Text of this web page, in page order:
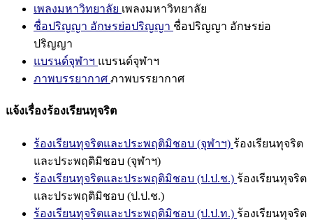
เพลงมหาวิทยาลัย เพลงมหาวิทยาลัย
ชื่อปริญญา อักษรย่อปริญญา ชื่อปริญญา อักษรย่อ
ปริญญา
แบรนด์จุฬาฯ แบรนด์จุฬาฯ
ภาพบรรยากาศ ภาพบรรยากาศ
แจ้งเรื่องร้องเรียนทุจริต
ร้องเรียนทุจริตและประพฤติมิชอบ (จุฬาฯ) ร้องเรียนทุจริต
และประพฤติมิชอบ (จุฬาฯ)
ร้องเรียนทุจริตและประพฤติมิชอบ (ป.ป.ช.) ร้องเรียนทุจริต
และประพฤติมิชอบ (ป.ป.ช.)
ร้องเรียนทุจริตและประพฤติมิชอบ (ป.ป.ท.) ร้องเรียนทุจริต